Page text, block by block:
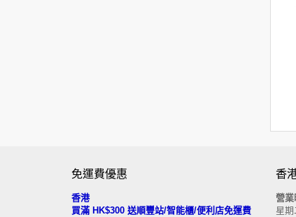
免運費優惠
香港
買滿 HK$300 送順豐站/智能櫃/便利店免運費
香
營業
星